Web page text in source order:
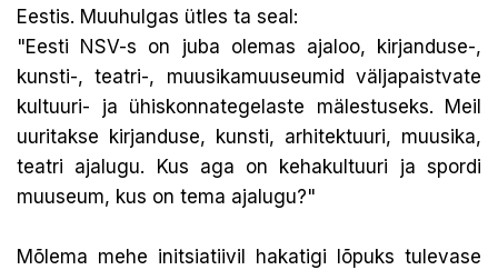
Eestis. Muuhulgas ütles ta seal:
"Eesti NSV-s on juba olemas ajaloo, kirjanduse-,
kunsti-, teatri-, muusikamuuseumid väljapaistvate
kultuuri- ja ühiskonnategelaste mälestuseks. Meil
uuritakse kirjanduse, kunsti, arhitektuuri, muusika,
teatri ajalugu. Kus aga on kehakultuuri ja spordi
muuseum, kus on tema ajalugu?"
Mõlema mehe initsiatiivil hakatigi lõpuks tulevase